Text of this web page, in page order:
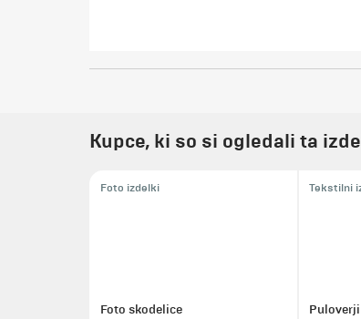
Kupce, ki so si ogledali ta
Foto izdelki
Foto skodelice
Tekstilni